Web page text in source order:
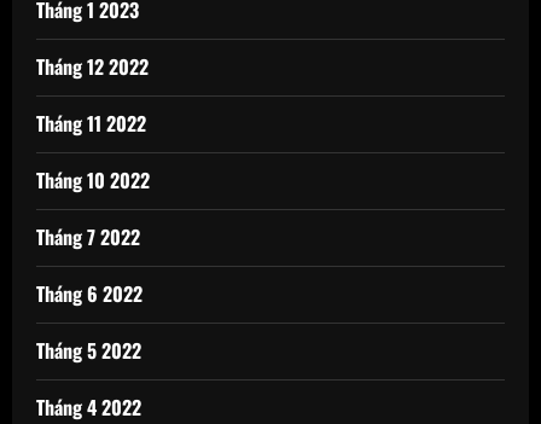
Tháng 1 2023
Tháng 12 2022
Tháng 11 2022
Tháng 10 2022
Tháng 7 2022
Tháng 6 2022
Tháng 5 2022
Tháng 4 2022